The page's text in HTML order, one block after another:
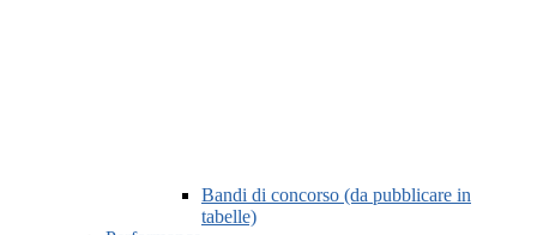
Bandi di concorso (da pubblicare in
tabelle)